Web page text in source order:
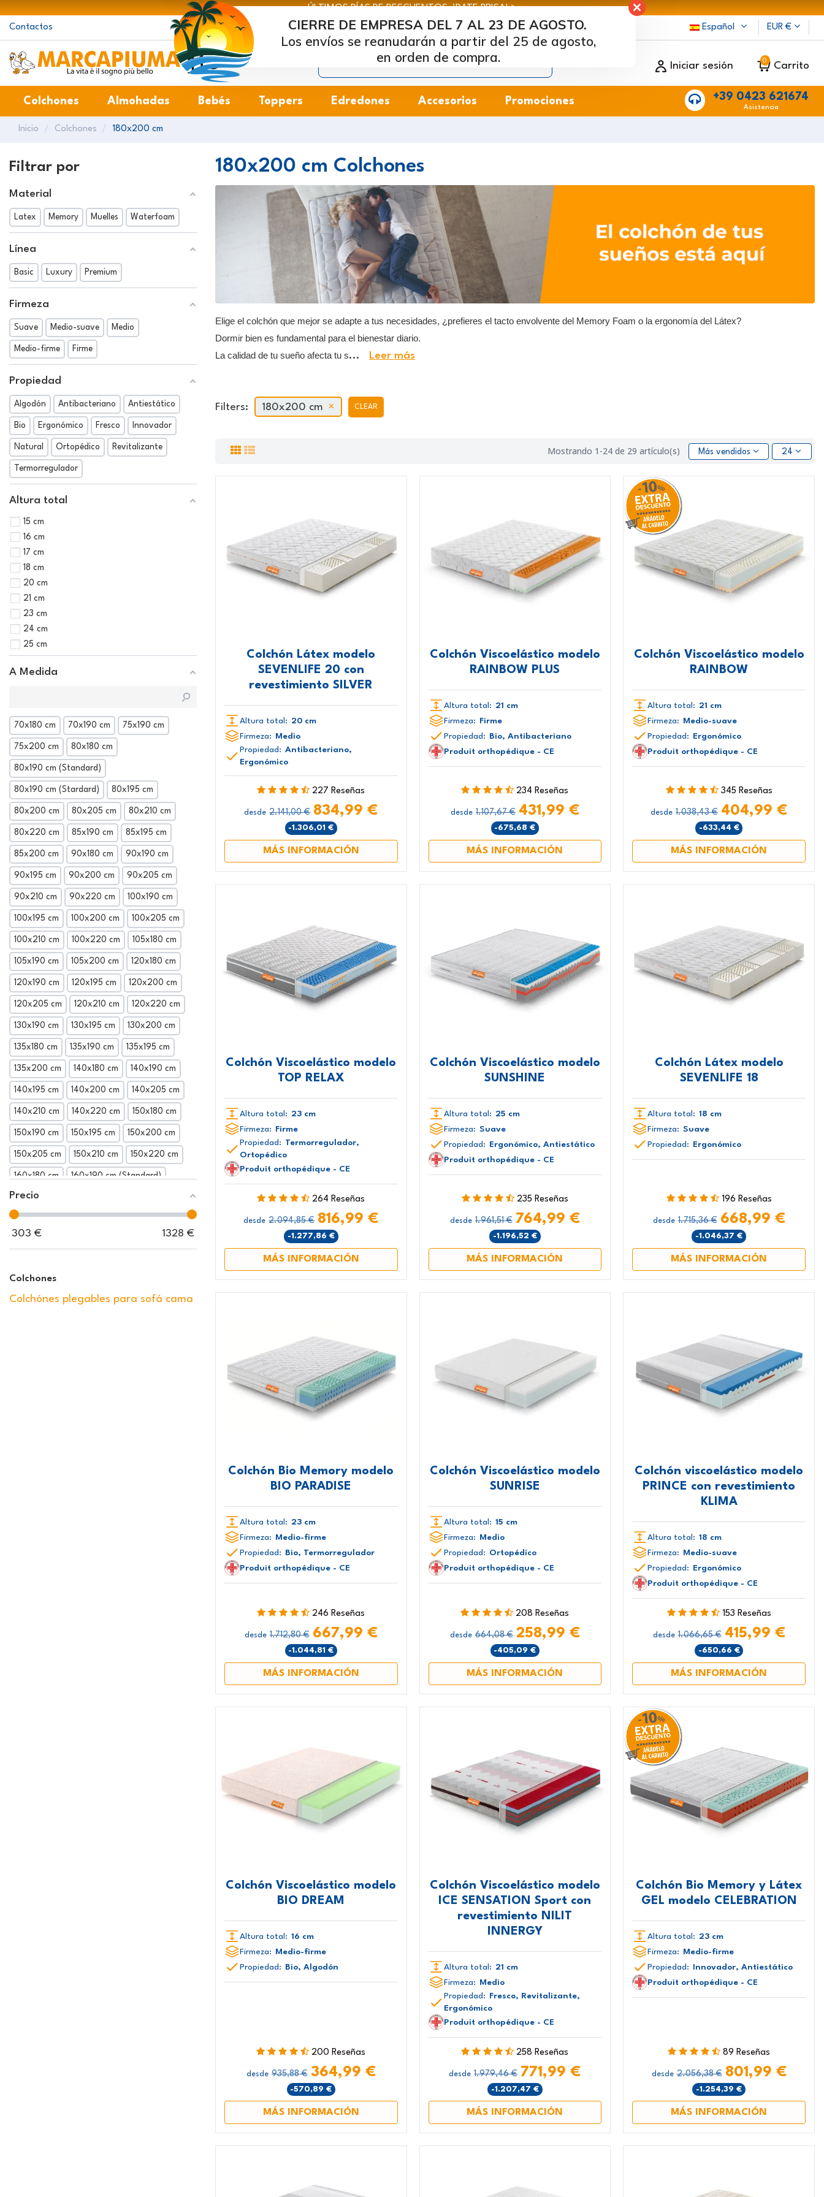
ÚLTIMOS DÍAS DE DESCUENTOS: ¡DATE PRISA! >
Contactos Marcapiuma| Fabricantes de colchones, almohadas y bases de cama Español EUR €
Iniciar sesión 0 Carrito
Colchones Almohadas Bebés Toppers Edredones Accesorios Promociones +39 0423 621674
Asistencia
Inicio Colchones 180x200 cm
180x200 cm Colchones
Elige el colchón que mejor se adapte a tus necesidades, ¿prefieres el tacto envolvente del Memory Foam o la ergonomía del Látex?
Dormir bien es fundamental para el bienestar diario.
La calidad de tu sueño afecta tu s... Leer más
Filters: CLEAR
180x200 cm
Mostrando 1-24 de 29 artículo(s) Más vendidos 24
Colchón Látex modelo
SEVENLIFE 20 con
revestimiento SILVER
Altura total: 20 cm
Firmeza: Medio
Propiedad: Antibacteriano,
Ergonómico
227 Reseñas
desde 2.141,00 € 834,99 €
-1.306,01 €
MÁS INFORMACIÓN
Colchón Viscoelástico modelo
RAINBOW PLUS
Altura total: 21 cm
Firmeza: Firme
Propiedad: Bio, Antibacteriano
Produit orthopédique - CE
234 Reseñas
desde 1.107,67 € 431,99 €
-675,68 €
MÁS INFORMACIÓN
Colchón Viscoelástico modelo
RAINBOW
Altura total: 21 cm
Firmeza: Medio-suave
Propiedad: Ergonómico
Produit orthopédique - CE
345 Reseñas
desde 1.038,43 € 404,99 €
-633,44 €
MÁS INFORMACIÓN
Colchón Viscoelástico modelo
TOP RELAX
Altura total: 23 cm
Firmeza: Firme
Propiedad: Termorregulador,
Ortopédico
Produit orthopédique - CE
264 Reseñas
desde 2.094,85 € 816,99 €
-1.277,86 €
MÁS INFORMACIÓN
Colchón Viscoelástico modelo
SUNSHINE
Altura total: 25 cm
Firmeza: Suave
Propiedad: Ergonómico, Antiestático
Produit orthopédique - CE
235 Reseñas
desde 1.961,51 € 764,99 €
-1.196,52 €
MÁS INFORMACIÓN
Colchón Látex modelo
SEVENLIFE 18
Altura total: 18 cm
Firmeza: Suave
Propiedad: Ergonómico
196 Reseñas
desde 1.715,36 € 668,99 €
-1.046,37 €
MÁS INFORMACIÓN
Colchón Bio Memory modelo
BIO PARADISE
Altura total: 23 cm
Firmeza: Medio-firme
Propiedad: Bio, Termorregulador
Produit orthopédique - CE
246 Reseñas
desde 1.712,80 € 667,99 €
-1.044,81 €
MÁS INFORMACIÓN
Colchón Viscoelástico modelo
SUNRISE
Altura total: 15 cm
Firmeza: Medio
Propiedad: Ortopédico
Produit orthopédique - CE
208 Reseñas
desde 664,08 € 258,99 €
-405,09 €
MÁS INFORMACIÓN
Colchón viscoelástico modelo
PRINCE con revestimiento
KLIMA
Altura total: 18 cm
Firmeza: Medio-suave
Propiedad: Ergonómico
Produit orthopédique - CE
153 Reseñas
desde 1.066,65 € 415,99 €
-650,66 €
MÁS INFORMACIÓN
Colchón Viscoelástico modelo
BIO DREAM
Altura total: 16 cm
Firmeza: Medio-firme
Propiedad: Bio, Algodón
200 Reseñas
desde 935,88 € 364,99 €
-570,89 €
MÁS INFORMACIÓN
Colchón Viscoelástico modelo
ICE SENSATION Sport con
revestimiento NILIT
INNERGY
Altura total: 21 cm
Firmeza: Medio
Propiedad:
Fresco, Revitalizante,
Ergonómico
Produit orthopédique - CE
258 Reseñas
desde 1.979,46 € 771,99 €
-1.207,47 €
MÁS INFORMACIÓN
Colchón Bio Memory y Látex
GEL modelo CELEBRATION
Altura total: 23 cm
Firmeza: Medio-firme
Propiedad: Innovador, Antiestático
Produit orthopédique - CE
89 Reseñas
desde 2.056,38 € 801,99 €
-1.254,39 €
MÁS INFORMACIÓN
Filtrar por
Material
Latex Memory Muelles Waterfoam
Línea
Basic Luxury Premium
Firmeza
Suave Medio-suave Medio
Medio-firme Firme
Propiedad
Algodón Antibacteriano Antiestático
Bio Ergonómico Fresco Innovador
Natural Ortopédico Revitalizante
Termorregulador
Altura total
15 cm
16 cm
17 cm
18 cm
20 cm
21 cm
23 cm
24 cm
25 cm
A Medida
70x180 cm 70x190 cm 75x190 cm
75x200 cm 80x180 cm
80x190 cm (Standard)
80x190 cm (Stardard) 80x195 cm
80x200 cm 80x205 cm 80x210 cm
80x220 cm 85x190 cm 85x195 cm
85x200 cm 90x180 cm 90x190 cm
90x195 cm 90x200 cm 90x205 cm
90x210 cm 90x220 cm 100x190 cm
100x195 cm 100x200 cm 100x205 cm
100x210 cm 100x220 cm 105x180 cm
105x190 cm 105x200 cm 120x180 cm
120x190 cm 120x195 cm 120x200 cm
120x205 cm 120x210 cm 120x220 cm
130x190 cm 130x195 cm 130x200 cm
135x180 cm 135x190 cm 135x195 cm
135x200 cm 140x180 cm 140x190 cm
140x195 cm 140x200 cm 140x205 cm
140x210 cm 140x220 cm 150x180 cm
150x190 cm 150x195 cm 150x200 cm
150x205 cm 150x210 cm 150x220 cm
160x180 cm 160x190 cm (Standard)
160x195 cm
160x210 cm 160x220 cm 165x190 cm
170x195 cm
170x210 cm 170x220 cm 180x180 cm
Precio
303 € 1328 €
Colchones
Colchónes plegables para sofá cama
Los envíos se reanudarán a partir del 25 de agosto,
en orden de compra.
CIERRE DE EMPRESA DEL 7 AL 23 DE AGOSTO.